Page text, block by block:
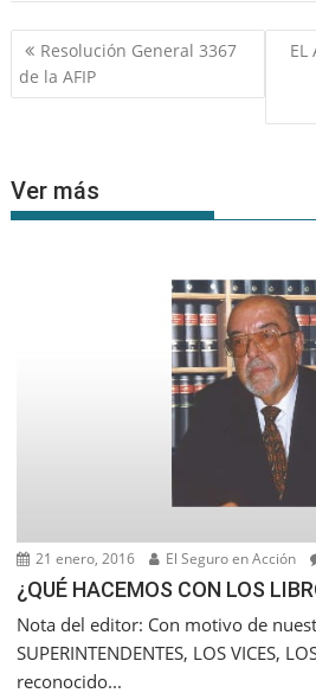
Navegación
de
entradas
Resolución General 3367
de la AFIP
EL
Ver más
21 enero, 2016 El Seguro en Acción
¿QUÉ HACEMOS CON LOS
Nota del editor: Con motivo de
SUPERINTENDENTES, LOS VICES,
reconocido...